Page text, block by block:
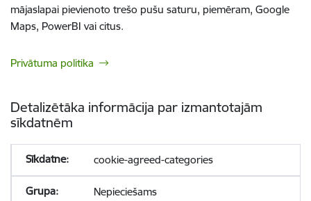
mājaslapai pievienoto trešo pušu saturu, piemēram, Google
Maps, PowerBI vai citus.
Privātuma politika
Detalizētāka informācija par izmantotajām
sīkdatnēm
cookie-agreed-categories
Nepieciešams